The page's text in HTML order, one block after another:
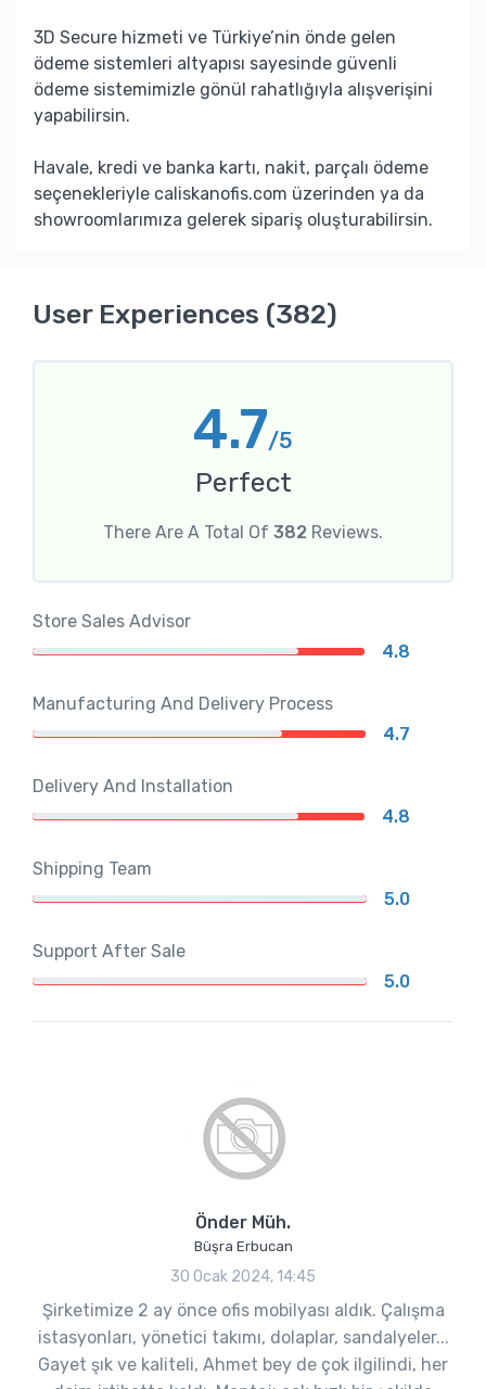
3D Secure hizmeti ve Türkiye’nin önde gelen
ödeme sistemleri altyapısı sayesinde güvenli
ödeme sistemimizle gönül rahatlığıyla alışverişini
yapabilirsin.
Havale, kredi ve banka kartı, nakit, parçalı ödeme
seçenekleriyle caliskanofis.com üzerinden ya da
showroomlarımıza gelerek sipariş oluşturabilirsin.
User Experiences (382)
4.7/5
Perfect
There Are A Total Of 382 Reviews.
Store Sales Advisor
4.8
Manufacturing And Delivery Process
4.7
Delivery And Installation
4.8
Shipping Team
5.0
Support After Sale
5.0
Önder Müh.
Büşra Erbucan
30 Ocak 2024, 14:45
Şirketimize 2 ay önce ofis mobilyası aldık. Çalışma
istasyonları, yönetici takımı, dolaplar, sandalyeler...
Gayet şık ve kaliteli, Ahmet bey de çok ilgilindi, her